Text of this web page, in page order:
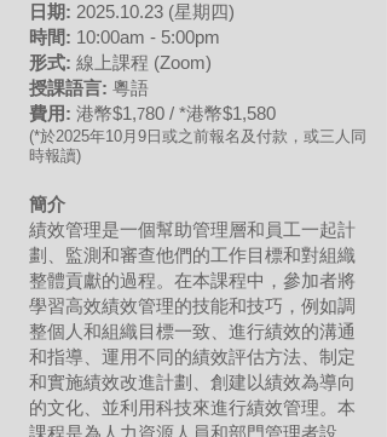
日期: 2025.10.23 (星期四)
時間: 10:00am - 5:00pm
形式: 線上課程 (Zoom)
授課語言: 粵語
費用: 港幣$1,780 / *港幣$1,580
(*於2025年10月9日或之前報名及付款，或三人同
時報讀)
簡介
績效管理是一個幫助管理層和員工一起計
劃、監測和審查他們的工作目標和對組織
整體貢獻的過程。在本課程中，參加者將
學習高效績效管理的技能和技巧，例如調
整個人和組織目標一致、進行績效的溝通
和指導、運用不同的績效評估方法、制定
和實施績效改進計劃、創建以績效為導向
的文化、並利用科技來進行績效管理。本
課程是為人力資源人員和部門管理者設